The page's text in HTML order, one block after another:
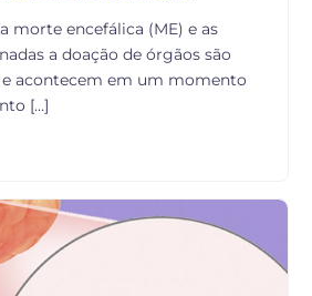
morte encefálica (ME) e as
a doação de órgãos são
e acontecem em um momento
[…]